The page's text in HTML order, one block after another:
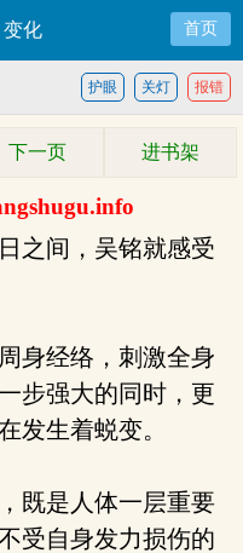
化 首页
报错
关灯
护眼
下一页 进书架
之间，吴铭就感受
身经络，刺激全身
步强大的同时，更
发生着蜕变。
既是人体一层重要
受自身发力损伤的